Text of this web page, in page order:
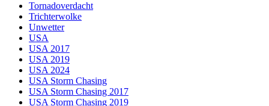
Tornadoverdacht
Trichterwolke
Unwetter
USA
USA 2017
USA 2019
USA 2024
USA Storm Chasing
USA Storm Chasing 2017
USA Storm Chasing 2019